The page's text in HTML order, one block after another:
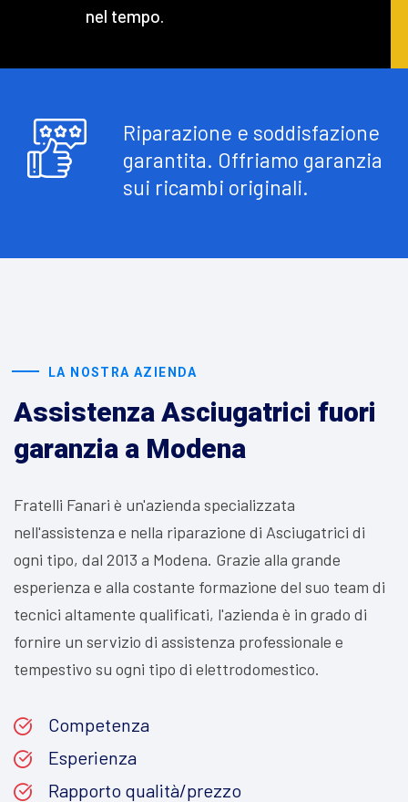
nel tempo.
Riparazione e soddisfazione
garantita. Offriamo garanzia
sui ricambi originali.
LA NOSTRA AZIENDA
Assistenza Asciugatrici fuori
garanzia a Modena
Fratelli Fanari è un'azienda specializzata
nell'assistenza e nella riparazione di Asciugatrici di
ogni tipo, dal 2013 a Modena. Grazie alla grande
esperienza e alla costante formazione del suo team di
tecnici altamente qualificati, l'azienda è in grado di
fornire un servizio di assistenza professionale e
tempestivo su ogni tipo di elettrodomestico.
Competenza
Esperienza
Rapporto qualità/prezzo